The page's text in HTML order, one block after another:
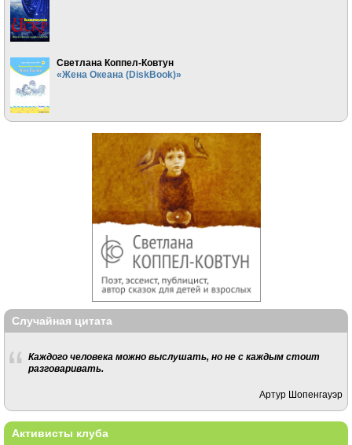
Светлана Коппел-Ковтун
«Жена Океана (DiskBook)»
Случайная цитата
Каждого человека можно выслушать, но не с каждым стоит
разговаривать.
Артур Шопенгауэр
Активисты клуба